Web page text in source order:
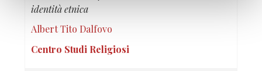
identità etnica
Albert Tito Dalfovo
Centro Studi Religiosi